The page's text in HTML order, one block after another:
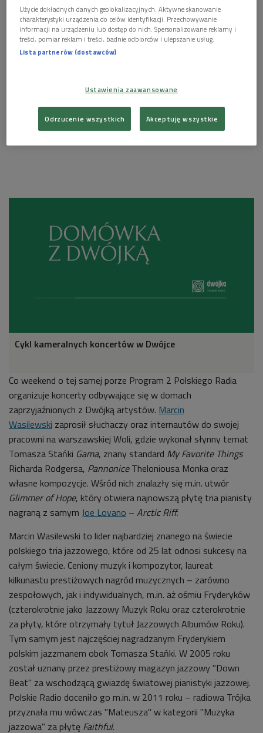
Cykl kameralnych koncertów w Dwójce
Co weekend o tej samej porze Program 2 Polskiego Radia
organizuje koncerty odbywające się w domach
zaprzyjaźnionych z Dwójką artystów. Marcin
Wasilewski zaprosił słuchaczy oraz internautów do swojej
pracowni na warszawskiej Woli, gdzie wykonał słynny temat
Tomasza Stańki Gama, znany standard My Favorite Things
Richarda Rodgersa, PannoniceTheloniousa Monka oraz
własne kompozycje. Wśród nich znalazły się m.in. utwór
Glimmer of Hope, który otwiera najnowszą płytę tria pianisty
nagraną z samym Joe Lovano – Arctic Riff.
Marcin Wasilewski to lider najbardziej znanego na świecie
polskiego tria jazzowego, które od 25 lat odnosi sukcesy na
całym świecie. Ceniony muzyk i kompozytor, laureat
kilkunastu prestiżowych nagród muzycznych – zarówno
zespołowych, jak i indywidualnych, m.in. aż ośmiu Fryderyków
(czterokrotnie jako Jazzowy Muzyk Roku oraz czterokrotnie
za płyty, które otrzymały tytuł Jazzowych Albumów Roku).
Tym samym jest najczęściej nagradzanym Fryderykiem
polskim jazzmanem obok Tomasza Stańki. W 2005 roku
został uznany przez prestiżowy magazyn jazzowy "Down
Beat" za wschodzącą gwiazdę światowej pianistyki jazzowej.
Polskie Radio doceniło go m.in. w 2011 roku – radiowa Trójka
przyznała mu wówczas "Mateusza" w kategorii "Muzyka
jazzowa" za płytę Faithful.
Użycie dokładnych danych geolokalizacyjnych. Aktywne skanowanie
charakterystyki urządzenia do celów identyfikacji. Przechowywanie
informacji na urządzeniu lub dostęp do nich. Spersonalizowane reklamy i
treści, pomiar reklam i treści, badnie odbiorców i ulepszanie usług.
Lista partnerów (dostawców)
Ustawienia zaawansowane
Odrzucenie wszystkich Akceptuję wszystkie